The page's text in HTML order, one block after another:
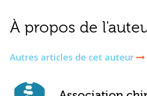
À propos de
Autres articles de cet auteur